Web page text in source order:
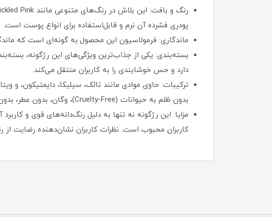
پودری فشرده آن نرم و قابل‌استفاده برای انواع پوست است.
ماندگاری: فرمولاسیون این محصول به گونه‌ای است که
دارد و حس خوشایندی را به کاربران منتقل می‌کند.
بدون ظلم به حیوانات (Cruelty-Free)، وگان، بدون عطر، بدون گلوتن و بدون پارابن است.
مزایا: این رژگونه نه تنها به دلیل رنگ‌دانه‌های قوی و
کاربران محبوب است. نظرات کاربران نشان‌دهنده رضایت از